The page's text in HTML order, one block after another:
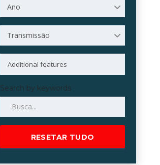
Ano
Transmissão
Search by keywords
RESETAR TUDO